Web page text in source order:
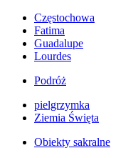
Częstochowa
Fatima
Guadalupe
Lourdes
Podróż
pielgrzymka
Ziemia Święta
Obiekty sakralne